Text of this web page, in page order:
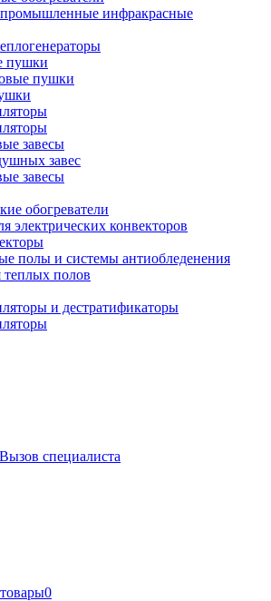
инфракрасные
пушки
пушки
завесы
завес
завесы
обогреватели
электрических конвекторов
полы и системы антиобледенения
полов
и дестратификаторы
Вызов специалиста
0